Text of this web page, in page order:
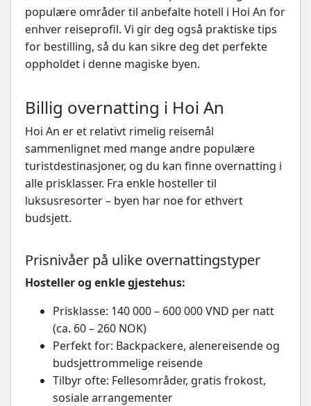
populære områder til anbefalte hotell i Hoi An for
enhver reiseprofil. Vi gir deg også praktiske tips
for bestilling, så du kan sikre deg det perfekte
oppholdet i denne magiske byen.
Billig overnatting i Hoi An
Hoi An er et relativt rimelig reisemål
sammenlignet med mange andre populære
turistdestinasjoner, og du kan finne overnatting i
alle prisklasser. Fra enkle hosteller til
luksusresorter – byen har noe for ethvert
budsjett.
Prisnivåer på ulike overnattingstyper
Hosteller og enkle gjestehus:
Prisklasse: 140 000 – 600 000 VND per natt
(ca. 60 – 260 NOK)
Perfekt for: Backpackere, alenereisende og
budsjettrommelige reisende
Tilbyr ofte: Fellesområder, gratis frokost,
sosiale arrangementer